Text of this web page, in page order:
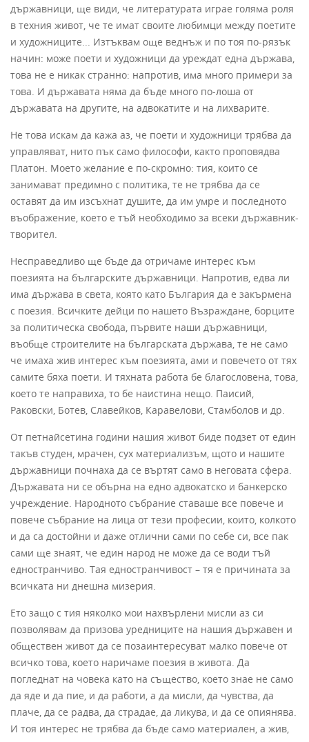
държавници, ще види, че литературата играе голяма роля
в техния живот, че те имат своите любимци между поетите
и художниците... Изтъквам още веднъж и по тоя по-рязък
начин: може поети и художници да уреждат една държава,
това не е никак странно: напротив, има много примери за
това. И държавата няма да бъде много по-лоша от
държавата на другите, на адвокатите и на лихварите.
Не това искам да кажа аз, че поети и художници трябва да
управляват, нито пък само философи, както проповядва
Платон. Моето желание е по-скромно: тия, които се
занимават предимно с политика, те не трябва да се
оставят да им изсъхнат душите, да им умре и последното
въображение, което е тъй необходимо за всеки държавник-
творител.
Несправедливо ще бъде да отричаме интерес към
поезията на българските държавници. Напротив, едва ли
има държава в света, която като България да е закърмена
с поезия. Всичките дейци по нашето Възраждане, борците
за политическа свобода, първите наши държавници,
въобще строителите на българската държава, те не само
че имаха жив интерес към поезията, ами и повечето от тях
самите бяха поети. И тяхната работа бе благословена, това,
което те направиха, то бе наистина нещо. Паисий,
Раковски, Ботев, Славейков, Каравелови, Стамболов и др.
От петнайсетина години нашия живот биде подзет от един
такъв студен, мрачен, сух материализъм, щото и нашите
държавници почнаха да се въртят само в неговата сфера.
Държавата ни се обърна на едно адвокатско и банкерско
учреждение. Народното събрание ставаше все повече и
повече събрание на лица от тези професии, които, колкото
и да са достойни и даже отлични сами по себе си, все пак
сами ще знаят, че един народ не може да се води тъй
едностранчиво. Тая едностранчивост – тя е причината за
всичката ни днешна мизерия.
Ето защо с тия няколко мои нахвърлени мисли аз си
позволявам да призова уредниците на нашия държавен и
обществен живот да се позаинтересуват малко повече от
всичко това, което наричаме поезия в живота. Да
погледнат на човека като на същество, което знае не само
да яде и да пие, и да работи, а да мисли, да чувства, да
плаче, да се радва, да страдае, да ликува, и да се опиянява.
И тоя интерес не трябва да бъде само материален, а жив,